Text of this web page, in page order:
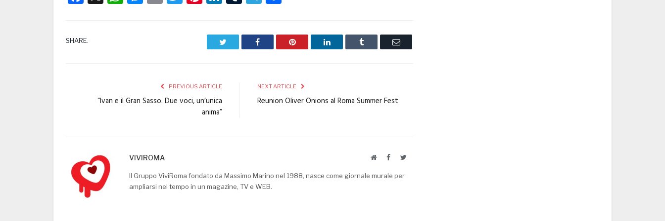
SHARE. Facebook Pinterest LinkedIn Tumblr Email
PREVIOUS ARTICLE
“Ivan e il Gran Sasso. Due voci, un’unica
anima”
NEXT ARTICLE
Reunion Oliver Onions al Roma Summer Fest
VIVIROMA WebsiteFacebookTwitter
Il Gruppo ViviRoma fondato da Massimo Marino nel 1988, nasce come giornale murale per
ampliarsi nel tempo in un magazine, TV e WEB.